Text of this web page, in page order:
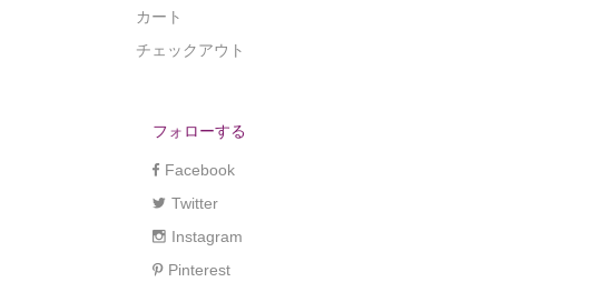
カート
チェックアウト
フォローする
Facebook
Twitter
Instagram
Pinterest